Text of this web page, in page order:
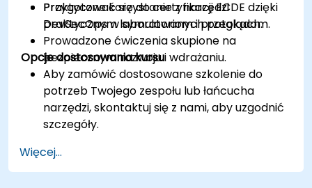
Przygotować się do certyfikacji ECDE dzięki
praktycznym laboratoriom i przeglądom.
Praktyczne korzystanie z narzędzi
DevSecOps w symulowanych potokach.
Prowadzone ćwiczenia skupione na
bezpiecznym rozwoju i wdrażaniu.
Opcje dostosowania kursu
Aby zamówić dostosowane szkolenie do
potrzeb Twojego zespołu lub łańcucha
narzędzi, skontaktuj się z nami, aby uzgodnić
szczegóły.
Więcej...